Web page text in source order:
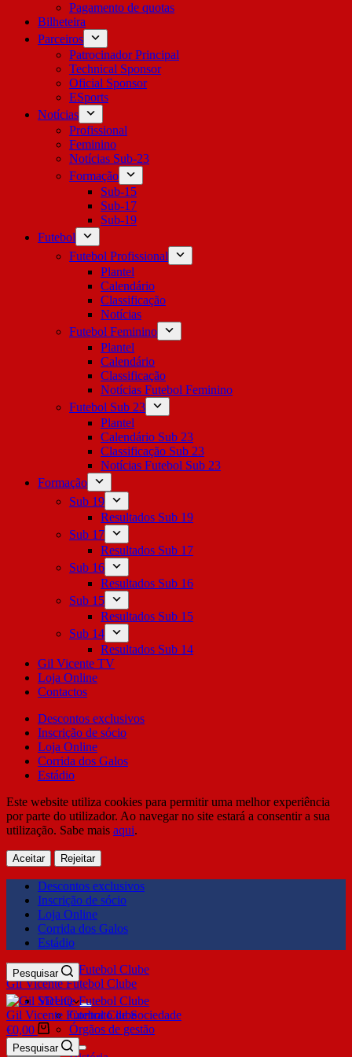
Pagamento de quotas
Bilheteira
Parceiros
Patrocinador Principal
Technical Sponsor
Oficial Sponsor
ESports
Notícias
Profissional
Feminino
Notícias Sub-23
Formação
Sub-15
Sub-17
Sub-19
Futebol
Futebol Profissional
Plantel
Calendário
Classificação
Notícias
Futebol Feminino
Plantel
Calendário
Classificação
Notícias Futebol Feminino
Futebol Sub 23
Plantel
Calendário Sub 23
Classificação Sub 23
Notícias Futebol Sub 23
Formação
Sub 19
Resultados Sub 19
Sub 17
Resultados Sub 17
Sub 16
Resultados Sub 16
Sub 15
Resultados Sub 15
Sub 14
Resultados Sub 14
Gil Vicente TV
Loja Online
Contactos
Descontos exclusivos
Inscrição de sócio
Loja Online
Corrida dos Galos
Estádio
Este website utiliza cookies para permitir uma melhor experiência
por parte do utilizador. Ao navegar no site estará a consentir a sua
utilização. Sabe mais aqui.
Aceitar Rejeitar
Descontos exclusivos
Inscrição de sócio
Loja Online
Corrida dos Galos
Estádio
Gil Vicente Futebol Clube
Pesquisar
SDUQ
Contrato de Sociedade
Órgãos de gestão
Clube
Gil Vicente Futebol Clube
€0,00
Pesquisar